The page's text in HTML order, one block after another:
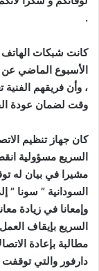
.
كانت شبكات
الأسبوع الماضي عن
، وأن فريقهم
وقت لضمان عودة
كان جهاز تنظيم
السريع مسؤولية
مشيرا في بيان له
السودانية ” سونا ”
وإمعانا في زيادة
مطالبة بإعادة
دارفور والتي توقفت